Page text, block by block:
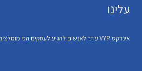
עלינו
אינדקס VYP עוזר לאנשים להגיע לעסקים הכי מומלצים באזור שלהם